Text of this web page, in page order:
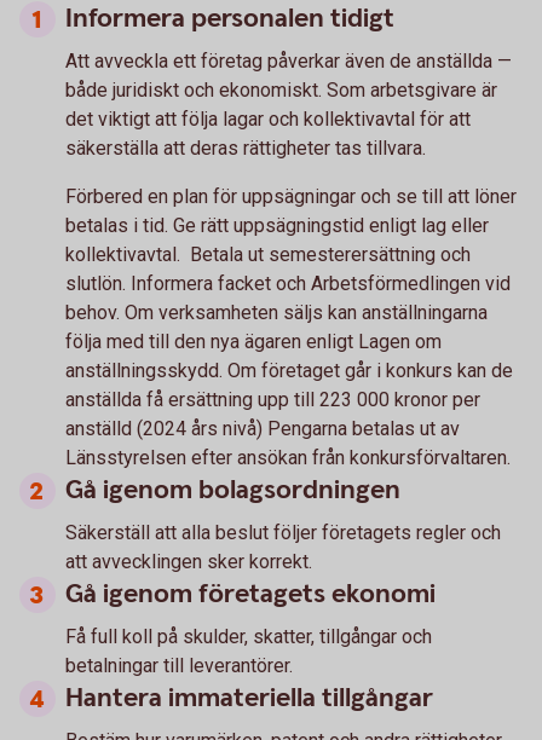
Informera personalen tidigt
Att avveckla ett företag påverkar även de anställda —
både juridiskt och ekonomiskt. Som arbetsgivare är
det viktigt att följa lagar och kollektivavtal för att
säkerställa att deras rättigheter tas tillvara.
Förbered en plan för uppsägningar och se till att löner
betalas i tid. Ge rätt uppsägningstid enligt lag eller
kollektivavtal. Betala ut semesterersättning och
slutlön. Informera facket och Arbetsförmedlingen vid
behov. Om verksamheten säljs kan anställningarna
följa med till den nya ägaren enligt Lagen om
anställningsskydd. Om företaget går i konkurs kan de
anställda få ersättning upp till 223 000 kronor per
anställd (2024 års nivå) Pengarna betalas ut av
Länsstyrelsen efter ansökan från konkursförvaltaren.
Gå igenom bolagsordningen
Säkerställ att alla beslut följer företagets regler och
att avvecklingen sker korrekt.
Gå igenom företagets ekonomi
Få full koll på skulder, skatter, tillgångar och
betalningar till leverantörer.
Hantera immateriella tillgångar